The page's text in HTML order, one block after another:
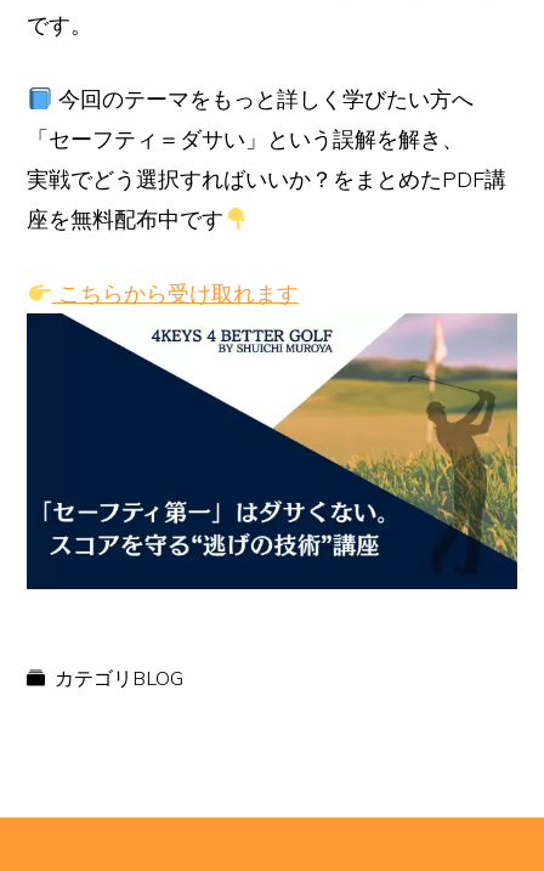
です。
今回のテーマをもっと詳しく学びたい方へ
「セーフティ＝ダサい」という誤解を解き、
実戦でどう選択すればいいか？をまとめたPDF講
座を無料配布中です
こちらから受け取れます
カテゴリ BLOG